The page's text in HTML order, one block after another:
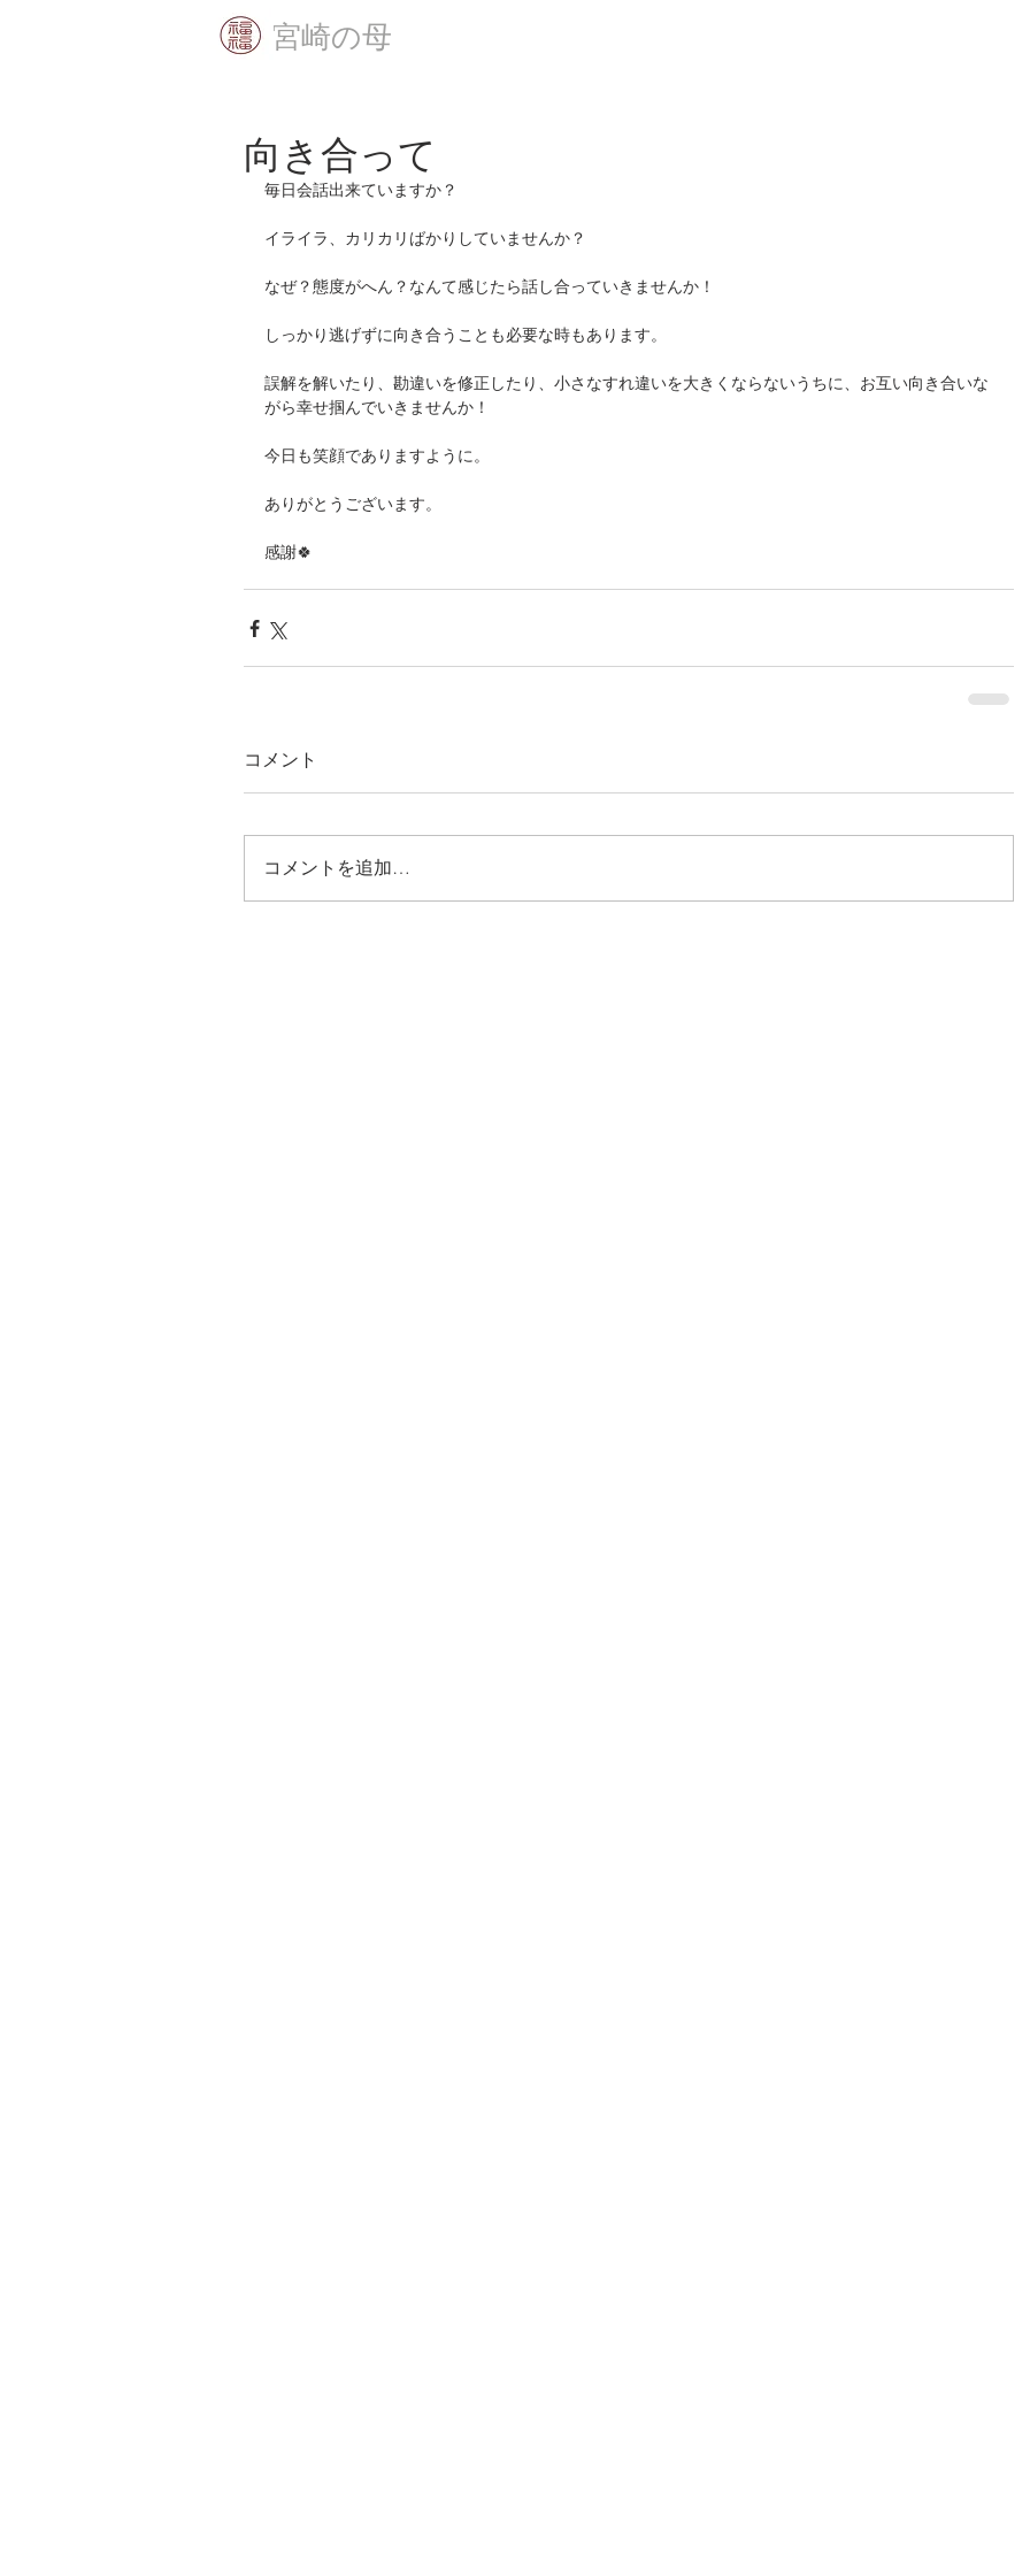
​宮崎の母
向き合って
毎日会話出来ていますか？
イライラ、カリカリばかりしていませんか？
なぜ？態度がへん？なんて感じたら話し合っていきませんか！
しっかり逃げずに向き合うことも必要な時もあります。
誤解を解いたり、勘違いを修正したり、小さなすれ違いを大きくならないうちに、お互い向き合いな
がら幸せ掴んでいきませんか！
今日も笑顔でありますように。
ありがとうございます。
感謝🍀
コメント
コメントを追加…